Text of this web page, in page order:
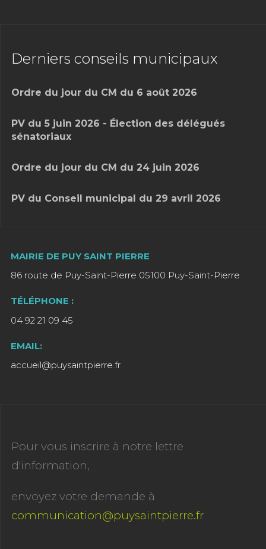
Derniers conseils municipaux
Ordre du jour du CM du 6 août 2026
PV du 5 juin 2026 - Élection des délégués
sénatoriaux
Ordre du jour du CM du 24 juin 2026
PV du Conseil municipal du 29 avril 2026
MAIRIE DE PUY SAINT PIERRE
86 route de Puy-Saint-Pierre 05100 Puy-Saint-Pierre
TÉLÉPHONE :
04 92 21 09 45
EMAIL:
accueil@puysaintpierre.fr
Pour vous inscrire à notre lettre
d'information,
envoyez votre demande à
communication@puysaintpierre.fr